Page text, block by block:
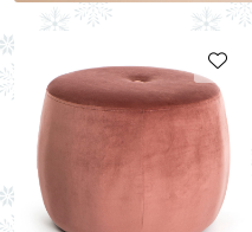
KJØKKEN
MØBLER
GAVESETT
ACCESSORIES